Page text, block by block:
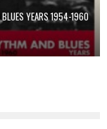
BLUES YEARS 1954-1960